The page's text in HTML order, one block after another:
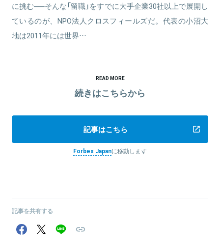
に挑む──そんな「留職」をすでに大手企業30社以上で展開し
ているのが、NPO法人クロスフィールズだ。代表の小沼大
地は2011年には世界…
READ MORE
続きはこちらから
記事はこちら
Forbes Japanに移動します
記事を共有する